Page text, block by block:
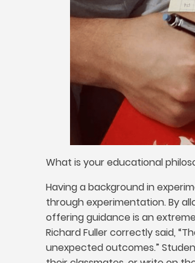
What is your educational
Having a background in
through experimentation.By
offering guidance is an
Richard Fuller correctly said,
unexpected outcomes.”